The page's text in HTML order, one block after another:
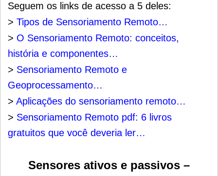
Seguem os links de acesso a 5 deles:
> Tipos de Sensoriamento Remoto…
> O Sensoriamento Remoto: conceitos,
história e componentes…
> Sensoriamento Remoto e
Geoprocessamento…
> Aplicações do sensoriamento remoto…
> Sensoriamento Remoto pdf: 6 livros
gratuitos que você deveria ler…
Sensores ativos e passivos –